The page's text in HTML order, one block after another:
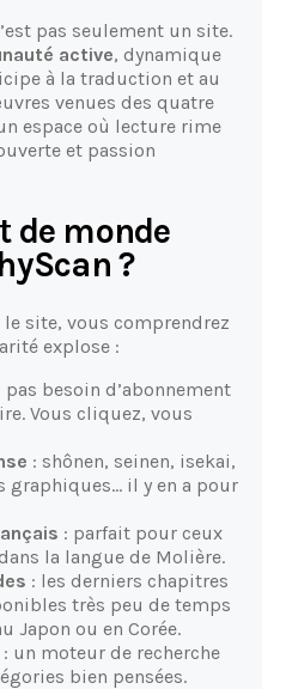
pas seulement un site.
active, dynamique
à la traduction et au
venues des quatre
espace où lecture rime
et passion
de monde
?
site, vous comprendrez
explose :
pas besoin d’abonnement
Vous cliquez, vous
: shônen, seinen, isekai,
graphiques… il y en a pour
: parfait pour ceux
la langue de Molière.
: les derniers chapitres
très peu de temps
Japon ou en Corée.
: un moteur de recherche
bien pensées.